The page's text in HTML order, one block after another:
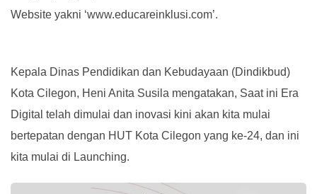
Website yakni ‘www.educareinklusi.com’.
Kepala Dinas Pendidikan dan Kebudayaan (Dindikbud)
Kota Cilegon, Heni Anita Susila mengatakan, Saat ini Era
Digital telah dimulai dan inovasi kini akan kita mulai
bertepatan dengan HUT Kota Cilegon yang ke-24, dan ini
kita mulai di Launching.